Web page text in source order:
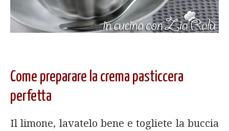
Come preparare la crema pasticcera
perfetta
Il limone, lavatelo bene e togliete la buccia